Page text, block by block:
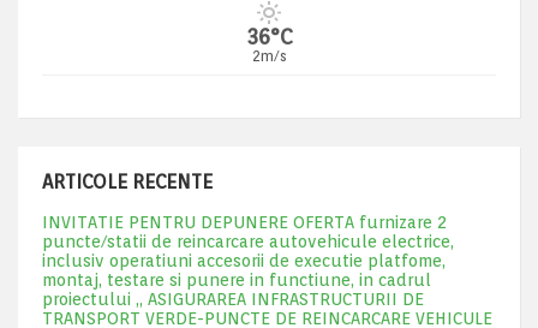
36°C
2m/s
ARTICOLE RECENTE
INVITATIE PENTRU DEPUNERE OFERTA furnizare 2
puncte/statii de reincarcare autovehicule electrice,
inclusiv operatiuni accesorii de executie platfome,
montaj, testare si punere in functiune, in cadrul
proiectului „ ASIGURAREA INFRASTRUCTURII DE
TRANSPORT VERDE-PUNCTE DE REINCARCARE VEHICULE